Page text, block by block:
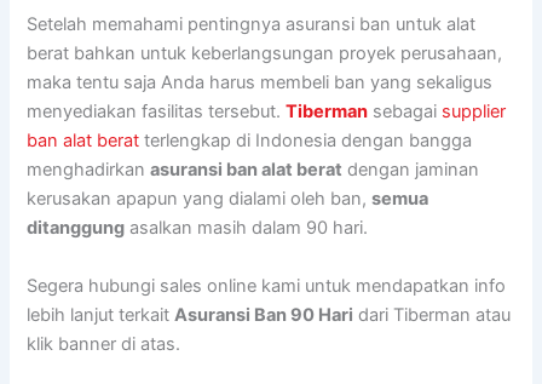
Setelah memahami pentingnya asuransi ban untuk alat
berat bahkan untuk keberlangsungan proyek perusahaan,
maka tentu saja Anda harus membeli ban yang sekaligus
menyediakan fasilitas tersebut.Tiberman sebagai supplier
ban alat berat terlengkap di Indonesia dengan bangga
menghadirkanasuransi ban alat berat dengan jaminan
kerusakan apapun yang dialami oleh ban,semua
ditanggung asalkan masih dalam 90 hari.
Segera hubungi sales online kami untuk mendapatkan info
lebih lanjut terkait Asuransi Ban 90 Hari dari Tiberman atau
klik banner di atas.